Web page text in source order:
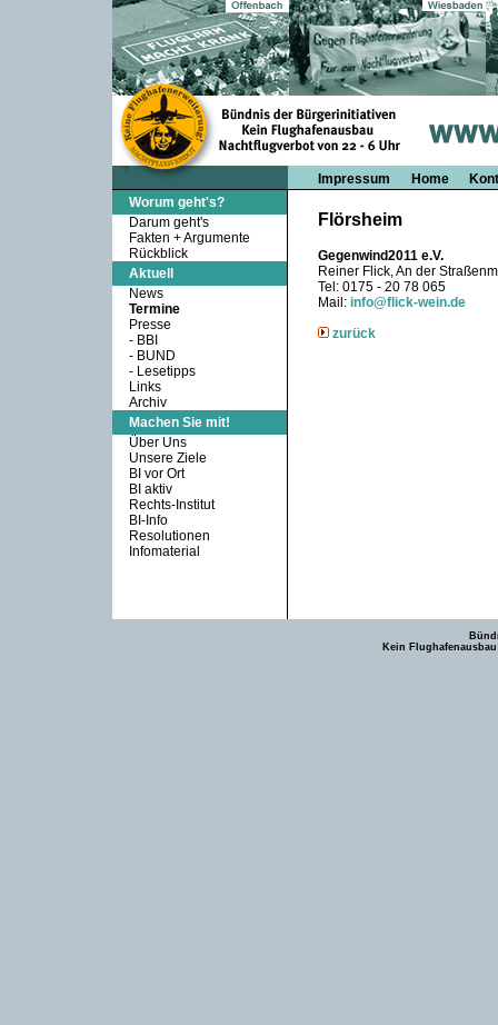
Impressum Home
Worum geht's?
Darum geht's
Fakten + Argumente
Rückblick
Aktuell
News
Termine
Presse
- BBI
- BUND
- Lesetipps
Links
Archiv
Machen Sie mit!
Über Uns
Unsere Ziele
BI vor Ort
BI aktiv
Rechts-Institut
BI-Info
Resolutionen
Infomaterial
Flörsheim
Gegenwind2011 e.V.
Reiner Flick, An der
Tel: 0175 - 20 78 065
Mail: info@flick-wein.de
zurück
Kein